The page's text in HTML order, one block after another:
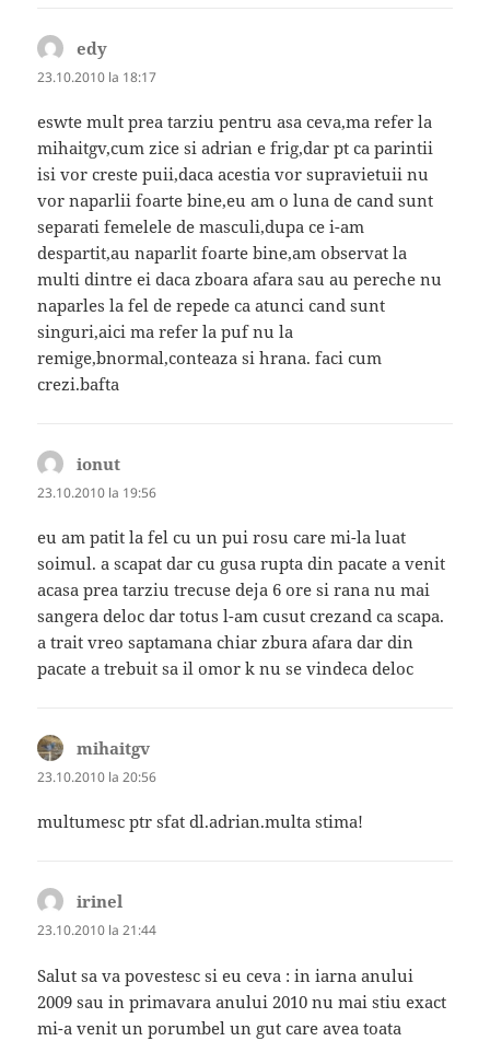
edy
23.10.2010 la 18:17
eswte mult prea tarziu pentru asa ceva,ma refer la
mihaitgv,cum zice si adrian e frig,dar pt ca parintii
isi vor creste puii,daca acestia vor supravietuii nu
vor naparlii foarte bine,eu am o luna de cand sunt
separati femelele de masculi,dupa ce i-am
despartit,au naparlit foarte bine,am observat la
multi dintre ei daca zboara afara sau au pereche nu
naparles la fel de repede ca atunci cand sunt
singuri,aici ma refer la puf nu la
remige,bnormal,conteaza si hrana. faci cum
crezi.bafta
ionut
23.10.2010 la 19:56
eu am patit la fel cu un pui rosu care mi-la luat
soimul. a scapat dar cu gusa rupta din pacate a venit
acasa prea tarziu trecuse deja 6 ore si rana nu mai
sangera deloc dar totus l-am cusut crezand ca scapa.
a trait vreo saptamana chiar zbura afara dar din
pacate a trebuit sa il omor k nu se vindeca deloc
mihaitgv
23.10.2010 la 20:56
multumesc ptr sfat dl.adrian.multa stima!
irinel
23.10.2010 la 21:44
Salut sa va povestesc si eu ceva : in iarna anului
2009 sau in primavara anului 2010 nu mai stiu exact
mi-a venit un porumbel un gut care avea toata